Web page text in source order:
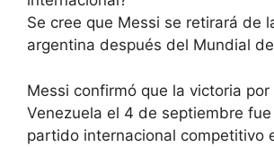
Se cree que Messi se retirará de
argentina después del Mundial
Messi confirmó que la victoria
Venezuela el 4 de septiembre
partido internacional competitivo